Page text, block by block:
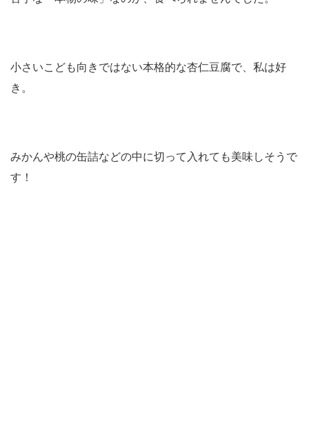
小さいこども向きではない本格的な杏仁豆腐で、私は好
き。
みかんや桃の缶詰などの中に切って入れても美味しそうで
す！